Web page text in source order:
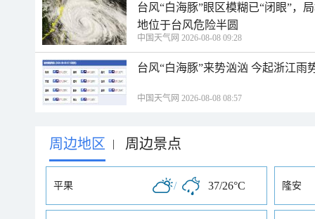
台风“白海豚”眼区模糊已“闭眼”，
地位于台风危险半圆
中国天气网 2026-08-08 09:28
台风“白海豚”来势汹汹 今起浙江雨
中国天气网 2026-08-08 08:57
周边地区 | 周边景点
平果 / 37/26°C 隆安